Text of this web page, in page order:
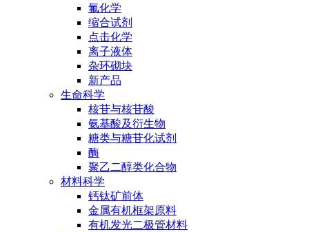
氟化学
缩合试剂
点击化学
离子液体
杂环砌块
新产品
生命科学
核苷与核苷酸
氨基酸及衍生物
糖类与糖苷化试剂
酶
聚乙二醇类化合物
材料科学
钙钛矿前体
金属有机框架原料
有机发光二极管材料